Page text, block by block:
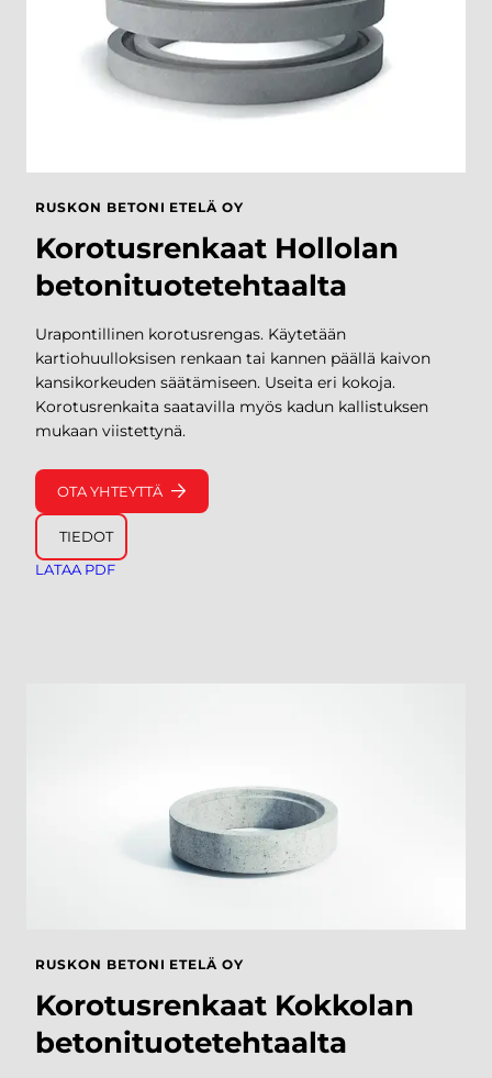
TUOTTEIDEN
Asennuslaitteet
Asennusaineet
ENERGIARAKENTAMINEN
LAITEKAIVOT JA PUMPPAAMOT
SÄILIÖRATKAISUT
RÄÄTÄLÖIDYT INFRARATKAISUT
RB ROCKLINE
MUUT
BETONITUOTTEE
Ruokintakourut
Loiskekupit
Vesikourut ja loiskekivien jatkot
Lietekuilut
REUNAKIVET
RUSKON BETONI ETELÄ OY
Korotusrenkaat Hollolan
betonituotetehtaalta
Urapontillinen korotusrengas. Käytetään
kartiohuulloksisen renkaan tai kannen päällä kaivon
kansikorkeuden säätämiseen. Useita eri kokoja.
Korotusrenkaita saatavilla myös kadun kallistuksen
mukaan viistettynä.
OTA YHTEYTTÄ
TIEDOT
LATAA PDF
RUSKON BETONI ETELÄ OY
Korotusrenkaat Kokkolan
betonituotetehtaalta